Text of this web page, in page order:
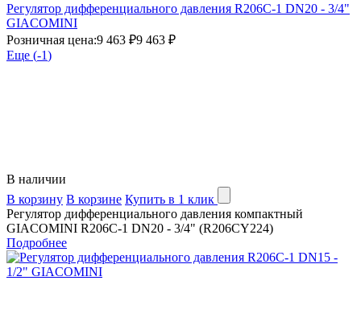
Регулятор дифференциального давления R206C-1 DN20 - 3/4"
GIACOMINI
Розничная цена:9 463 ₽9 463 ₽
Еще (-1)
В наличии
В корзину В корзине Купить в 1 клик
Регулятор дифференциального давления компактный
GIACOMINI R206C-1 DN20 - 3/4" (R206CY224)
Подробнее